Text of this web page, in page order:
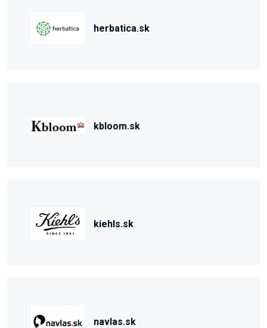
herbatica.sk
kbloom.sk
kiehls.sk
navlas.sk